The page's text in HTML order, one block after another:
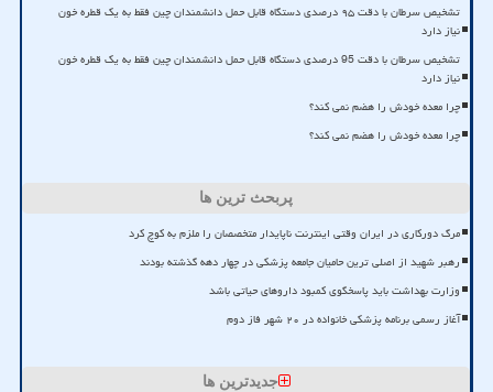
تشخیص سرطان با دقت ۹۵ درصدی دستگاه قابل حمل دانشمندان چین فقط به یک قطره خون
نیاز دارد
تشخیص سرطان با دقت 95 درصدی دستگاه قابل حمل دانشمندان چین فقط به یک قطره خون
نیاز دارد
چرا معده خودش را هضم نمی کند؟
چرا معده خودش را هضم نمی کند؟
پربحث ترین ها
مرگ دورکاری در ایران وقتی اینترنت ناپایدار متخصصان را ملزم به کوچ کرد
رهبر شهید از اصلی ترین حامیان جامعه پزشکی در چهار دهه گذشته بودند
وزارت بهداشت باید پاسخگوی کمبود داروهای حیاتی باشد
آغاز رسمی برنامه پزشکی خانواده در ۲۰ شهر فاز دوم
جدیدترین ها